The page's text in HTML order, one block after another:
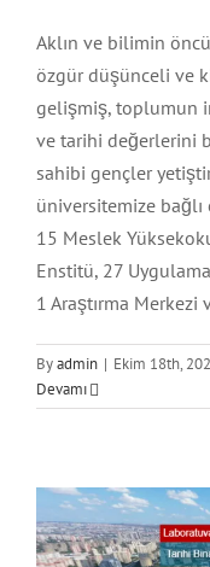
Bursa
İstanbul
KahramanMaraş
Kayseri
Kırşehir
Mağaza
Okul
Otel
Poliklinik
Üniversite
Aklın ve bilimin
özgür düşünceli ve
gelişmiş, toplumun
ve tarihi değerlerini
sahibi gençler
üniversitemize
15 Meslek
Enstitü, 27
1 Araştırma
Byadmin | Ekim 18th,
Devamıİstanbul